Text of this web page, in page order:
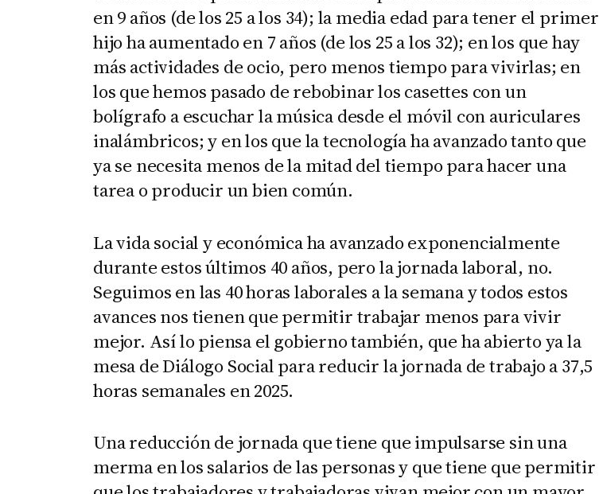
en 9 años (de los 25 a los 34); la media edad para tener el primer
hijo ha aumentado en 7 años (de los 25 a los 32); en los que hay
más actividades de ocio, pero menos tiempo para vivirlas; en
los que hemos pasado de rebobinar los casettes con un
bolígrafo a escuchar la música desde el móvil con auriculares
inalámbricos; y en los que la tecnología ha avanzado tanto que
ya se necesita menos de la mitad del tiempo para hacer una
tarea o producir un bien común.
La vida social y económica ha avanzado exponencialmente
durante estos últimos 40 años, pero la jornada laboral, no.
Seguimos en las 40 horas laborales a la semana y todos estos
avances nos tienen que permitir trabajar menos para vivir
mejor. Así lo piensa el gobierno también, que ha abierto ya la
mesa de Diálogo Social para reducir la jornada de trabajo a 37,5
horas semanales en 2025.
Una reducción de jornada que tiene que impulsarse sin una
merma en los salarios de las personas y que tiene que permitir